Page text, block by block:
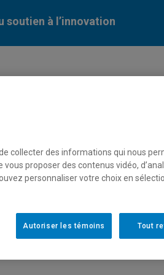
soutien à l’innovation
collecter des informations qui nous
proposer des contenus vidéo,
personnaliser votre choix en
Tout
Autoriser les témoins